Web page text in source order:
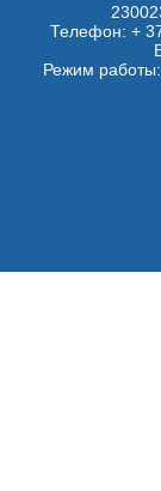
Телефон: +
Режим